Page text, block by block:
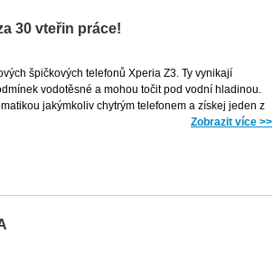
30 vteřin práce!
špičkových telefonů Xperia Z3. Ty vynikají
vodotěsné a mohou točit pod vodní hladinou.
jakýmkoliv chytrým telefonem a získej jeden z
Zobrazit více >>